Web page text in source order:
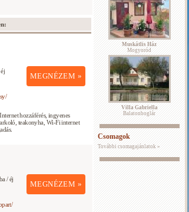
MEGNÉZEM »
hozzáférés, ingyenes
teakonyha, Wi-Fi internet
MEGNÉZEM »
/ éj
Muskátlis Ház
Mogyoród
Villa Gabriella
Balatonboglár
Csomagok
További csomagajánlatok »